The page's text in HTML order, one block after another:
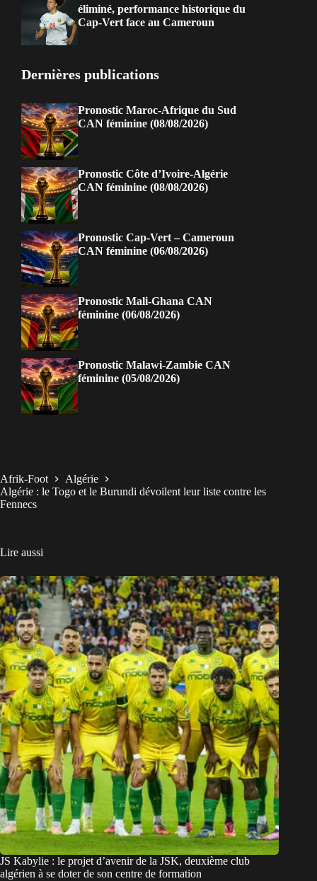
éliminé, performance historique du
Cap-Vert face au Cameroun
Dernières publications
Pronostic Maroc-Afrique du Sud
CAN féminine (08/08/2026)
Pronostic Côte d’Ivoire-Algérie
CAN féminine (08/08/2026)
Pronostic Cap-Vert – Cameroun
CAN féminine (06/08/2026)
Pronostic Mali-Ghana CAN
féminine (06/08/2026)
Pronostic Malawi-Zambie CAN
féminine (05/08/2026)
Afrik-Foot
Algérie
Algérie : le Togo et le Burundi dévoilent leur liste contre les
Fennecs
Lire aussi
JS Kabylie : le projet d’avenir de la JSK, deuxième club
algérien à se doter de son centre de formation